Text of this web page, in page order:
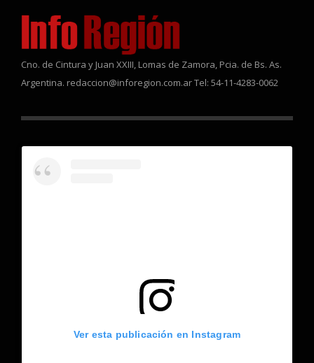
Cno. de Cintura y Juan XXIII, Lomas de Zamora, Pcia. de Bs. As.
Argentina. redaccion@inforegion.com.ar Tel: 54-11-4283-0062
Ver esta publicación en Instagram